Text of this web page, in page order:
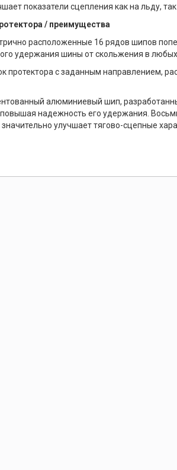
показатели сцепления как на льду,
/ преимущества
расположенные 16 рядов шипов
удержания шины от скольжения в
протектора с заданным направлением,
алюминиевый шип,
надежность его удержания.
значительно улучшает тягово-сцепные